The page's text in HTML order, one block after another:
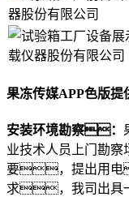
果冻传媒APP色版提
安装环境勘察：
业技术人员上门勘
要，提出用电
求，我司出具